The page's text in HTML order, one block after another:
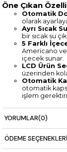
Öne Çıkan
Otomatik
olarak
Ayrı Sıcak Su
bir sıcak su
5 Farklı
Americano
içecek sunar.
LCD Ürün
üzerinden
Otomatik
otomatik
işlem
bardaklar için
Enerji
ve bakım için
Nespresso
YORUMLAR(0)
ÖDEME SEÇENEKLERI